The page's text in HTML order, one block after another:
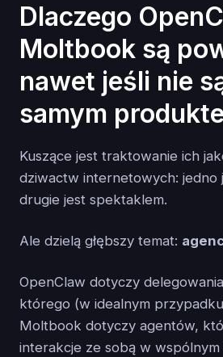
Dlaczego
Moltbook są
nawet jeśli nie
samym
Kuszące jest traktowanie ich
dziwactw internetowych: jedno
drugie jest spektaklem.
Ale dzielą głębszy temat:
OpenClaw dotyczy
którego (w idealnym
Moltbook dotyczy agentów,
interakcje ze sobą w